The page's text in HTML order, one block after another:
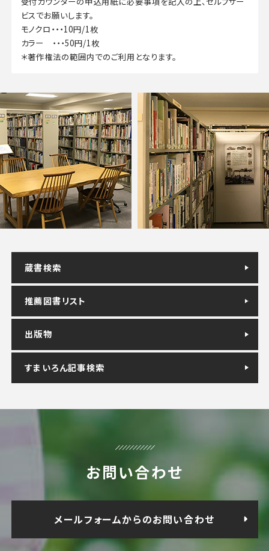
ビスでお願いします。
モノクロ・・・10円/1枚
カラー ・・・50円/1枚
＊著作権法の範囲内でのご利用となります。
蔵書検索
推薦図書リスト
出版物
すまいろん記事検索
お問い合わせ
メールフォームからのお問い合わせ